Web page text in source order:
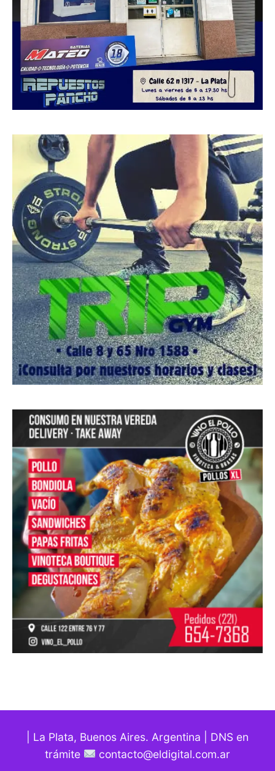
| La Plata, Buenos Aires. Argentina | DNS en
trámite
contacto@eldigital.com.ar